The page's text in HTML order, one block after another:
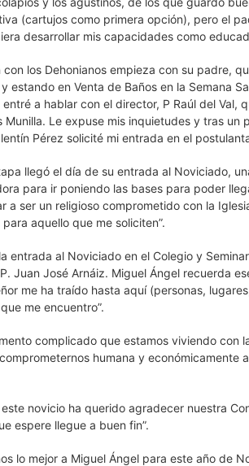
(cartujos como primera opción), pero el
desarrollar mis capacidades como
con los Dehonianos empieza con su padre,
y estando en Venta de Baños en la Semana
a hablar con el director, P Raúl del
Munilla. Le expuse mis inquietudes y tras
Pérez solicité mi entrada en el
llegó el día de su entrada al Noviciado,
para ir poniendo las bases para poder
a ser un religioso comprometido con la
aquello que me soliciten”.
entrada al Noviciado en el Colegio y
Juan José Arnáiz. Miguel Ángel recuerda
me ha traído hasta aquí (personas,
me encuentro”.
complicado que estamos viviendo con
humana y económicamente
este novicio ha querido agradecer nuestra
espere llegue a buen fin”.
lo mejor a Miguel Ángel para este año de